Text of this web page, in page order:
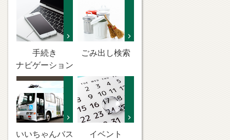
手続き
ナビゲーション
ごみ出し検索
いいちゃんバス
イベント